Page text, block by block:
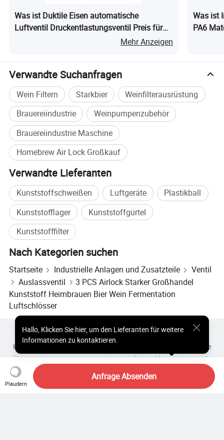
Was ist Duktile Eisen automatische
Luftventil Druckentlastungsventil Preis für
Mehr Anzeigen
Was ist
PA6
Verwandte Suchanfragen
Wein Filtern Starkbier
Weinfilterausrüstung
Brauereiindustrie
Weinpumpenzubehör
Brauereiindustrie Maschine
Homebrew Air Lock Großkauf
Verwandte Lieferanten
Kunststoffschweißen Luftgeräte
Plastikball
Kunststofflager
Kunststoffgürtel
Kunststofffilter
Nach Kategorien suchen
Startseite Industrielle Anlagen und Zusatzteile
Ventil
Auslassventil
3 PCS Airlock Starker Großhandel
Kunststoff Heimbrauen Bier Wein Fermentation
Luftschlösser
Plaudern
Anfrage Absenden
Hallo, Klicken Sie hier, um den Lieferanten für weitere
Informationen zu kontaktieren.
Heiße Produkte
Heiße Produkte Preis
Heiße Großhandelsprodukte
Einblicke
Über uns
Nutzungsvertrag Datenschutzerklärung
Kontakt
Copyright © 2026 Focus Technology Co., Ltd. All Rights Reserved